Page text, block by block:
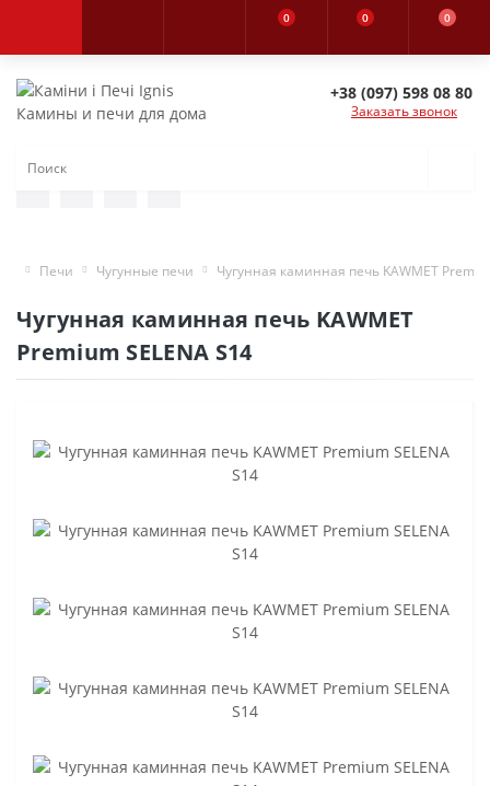
0 0 0
Камины и печи для дома
+38 (097) 598 08 80
Заказать звонок
Печи Чугунные печи Чугунная каминная печь KAWMET
Чугунная каминная печь KAWMET
Premium SELENA S14